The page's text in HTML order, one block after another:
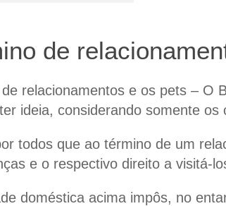
de
relacionamentos e os pets – O
ideia, considerando somente
todos que ao término de um
e o respectivo direito a visitá-
doméstica acima impôs, no